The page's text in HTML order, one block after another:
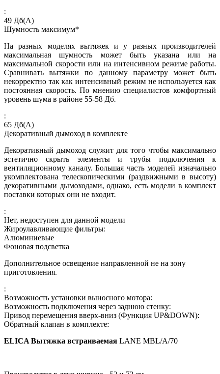
:
49 Дб(А)
Шумность максимум*
На разных моделях вытяжек и у разных производителей
максимальная шумность может быть указана или на
максимальной скорости или на интенсивном режиме работы.
Сравнивать вытяжки по данному параметру может быть
некорректно так как интенсивный режим не используется как
постоянная скорость. По мнению специалистов комфортный
уровень шума в районе 55-58 Дб.
:
65 Дб(А)
Декоративный дымоход в комплекте
Декоративный дымоход служит для того чтобы максимально
эстетично скрыть элементы и трубы подключения к
вентиляционному каналу. Большая часть моделей изначально
укомплектована телескопическими (раздвижными в высоту)
декоративными дымоходами, однако, есть модели в комплект
поставки которых они не входит.
:
Нет, недоступен для данной модели
Жироулавливающие фильтры:
Алюминиевые
Фоновая подсветка
Дополнительное освещение направленной не на зону
приготовления.
:
Возможность установки выносного мотора:
Возможность подключения через заднюю стенку:
Привод перемещения вверх-вниз (Функция UP&DOWN):
Обратный клапан в комплекте:
ELICA Вытяжка встраиваемая LANE MBL/A/70